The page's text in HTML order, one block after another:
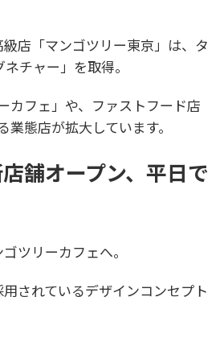
店「マンゴツリー東京」は、タ
チャー」を取得。
カフェ」や、ファストフード店
態店が拡大しています。
舗オープン、平日で
ツリーカフェへ。
されているデザインコンセプト